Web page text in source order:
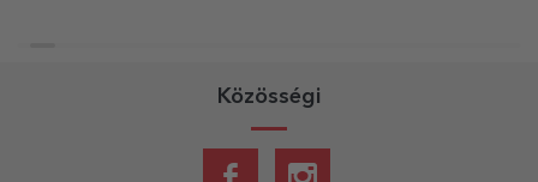
Közösségi